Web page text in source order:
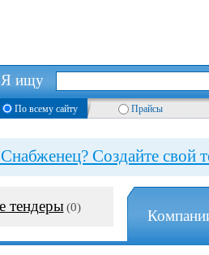
Я ищу
По всему сайту Прайсы
Создайте свой
тендеры (0)